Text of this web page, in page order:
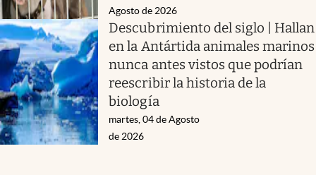
Agosto de 2026
Descubrimiento del siglo | Hallan
en la Antártida animales marinos
nunca antes vistos que podrían
reescribir la historia de la
biología
martes, 04 de Agosto
de 2026